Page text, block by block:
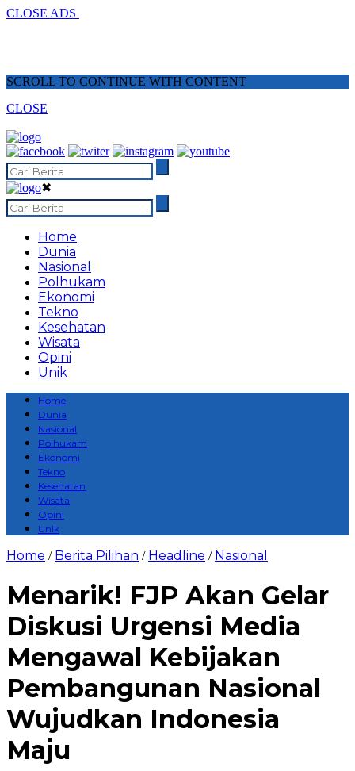
CLOSE ADS
SCROLL TO CONTINUE WITH CONTENT
CLOSE
✖
Home
Dunia
Nasional
Polhukam
Ekonomi
Tekno
Kesehatan
Wisata
Opini
Unik
Home
Dunia
Nasional
Polhukam
Ekonomi
Tekno
Kesehatan
Wisata
Opini
Unik
Home / Berita Pilihan / Headline / Nasional
Menarik! FJP Akan Gelar
Diskusi Urgensi Media
Mengawal Kebijakan
Pembangunan Nasional
Wujudkan Indonesia
Maju